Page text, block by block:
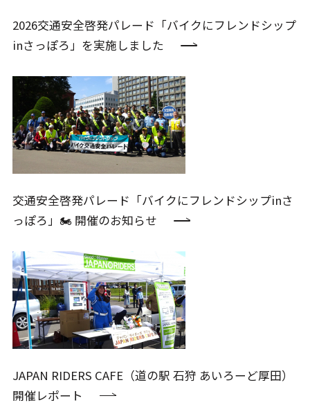
2026交通安全啓発パレード「バイクにフレンドシップ
inさっぽろ」を実施しました
交通安全啓発パレード「バイクにフレンドシップinさ
っぽろ」🏍️ 開催のお知らせ
JAPAN RIDERS CAFE（道の駅 石狩 あいろーど厚田）
開催レポート